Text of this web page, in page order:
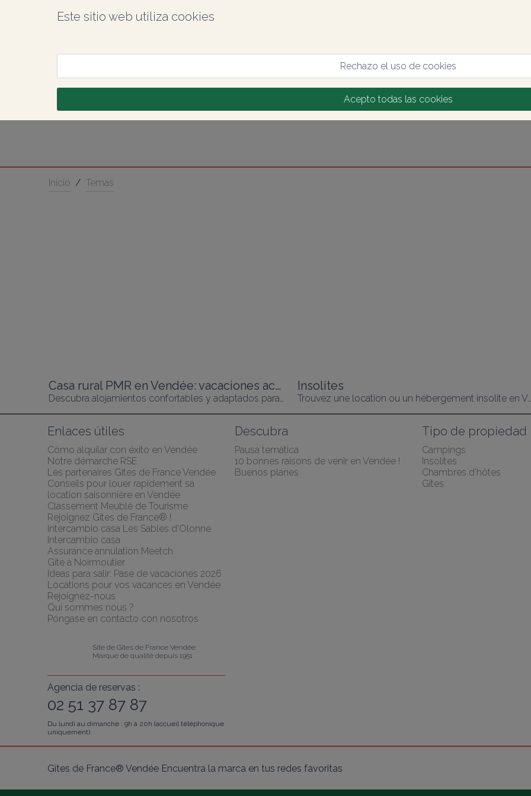
Este sitio web utiliza cookies
Rechazo el uso de cookies
Acepto todas las cookies
Inicio / Temas
Casa rural PMR en Vendée: vacaciones accesibles para todos
Descubra alojamientos confortables y adaptados para aprovechar al máximo su estancia en Vendée, con total autonomía.
Insolites
Trouvez une location ou un hébergement insolite en Vendée
Enlaces útiles
Cómo alquilar con éxito en Vendée
Notre démarche RSE
Les partenaires Gites de France Vendée
Conseils pour louer rapidement sa
location saisonnière en Vendée
Classement Meublé de Tourisme
Rejoignez Gîtes de France® !
Intercambio casa Les Sables d'Olonne
Intercambio casa
Assurance annulation Meetch
Gîte à Noirmoutier
Ideas para salir: Pase de vacaciones 2026
Locations pour vos vacances en Vendée
Rejoignez-nous
Qui sommes nous ?
Póngase en contacto con nosotros
Descubra
Pausa temática
10 bonnes raisons de venir en Vendée !
Buenos planes
Tipo de propiedad
Campings
Insolites
Chambres d'hôtes
Gîtes
Site de Gîtes de France Vendée
Marque de qualité depuis 1951
Agencia de reservas :
02 51 37 87 87
Du lundi au dimanche : 9h à 20h (accueil téléphonique
uniquement).
Gîtes de France® Vendée Encuentra la marca en tus redes favoritas